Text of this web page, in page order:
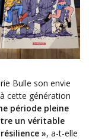
Bulle son envie
cette génération
période pleine
un véritable
», a-t-elle